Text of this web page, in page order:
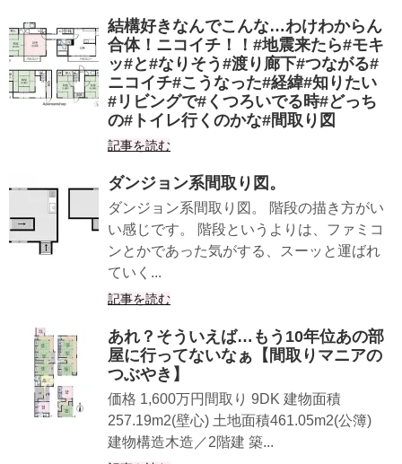
結構好きなんでこんな…わけわからん
合体！ニコイチ！！#地震来たら#モキ
ッ#と#なりそう#渡り廊下#つながる#
ニコイチ#こうなった#経緯#知りたい
#リビングで#くつろいでる時#どっち
の#トイレ行くのかな#間取り図
記事を読む
ダンジョン系間取り図。
ダンジョン系間取り図。 階段の描き方がい
い感じです。 階段というよりは、ファミコ
ンとかであった気がする、スーッと運ばれ
ていく...
記事を読む
あれ？そういえば…もう10年位あの部
屋に行ってないなぁ【間取りマニアの
つぶやき】
価格 1,600万円間取り 9DK 建物面積
257.19m2(壁心) 土地面積461.05m2(公簿)
建物構造木造／2階建 築...